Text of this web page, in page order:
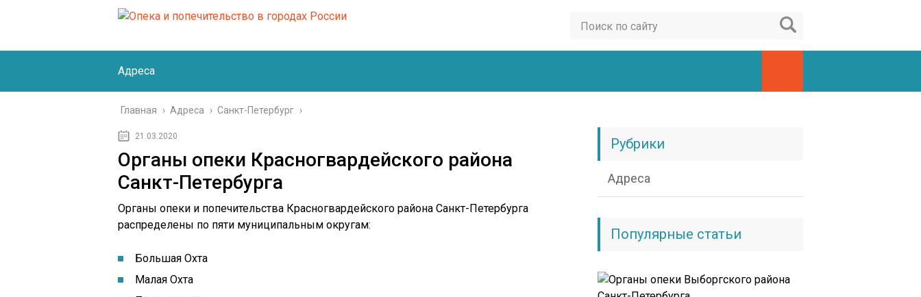
Адреса
Главная › Адреса › Санкт-Петербург ›
21.03.2020
Органы опеки Красногвардейского района
Санкт-Петербурга
Органы опеки и попечительства Красногвардейского района Санкт-Петербурга
распределены по пяти муниципальным округам:
Большая Охта
Малая Охта
Рубрики
Адреса
Популярные статьи